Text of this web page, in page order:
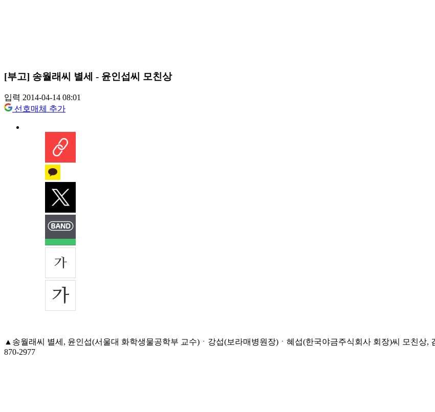
[부고] 송월래씨 별세 - 윤인섭씨 모친상
입력 2014-04-14 08:01
선호매체 추가
▲송월래씨 별세, 윤인섭(서울대 화학생물공학부 교수)ㆍ강섭(보라매병원장)ㆍ혜섭(한국야금주식회사 회장)씨 모친상,
870-2977